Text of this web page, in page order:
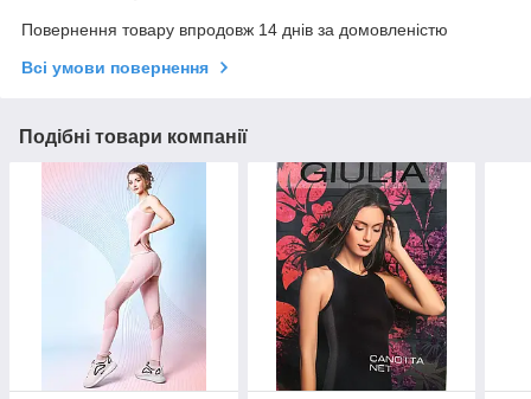
Повернення товару впродовж 14 днів за домовленістю
Всі умови повернення
Подібні товари компанії